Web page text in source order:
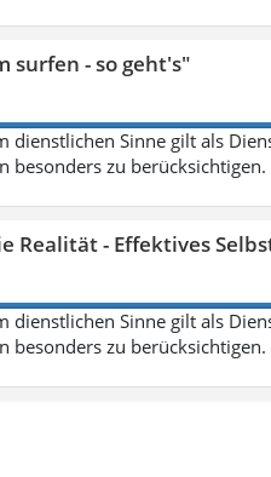
surfen - so geht's"
dienstlichen Sinne gilt als
besonders zu berücksichtigen.
Realität - Effektives
dienstlichen Sinne gilt als
besonders zu berücksichtigen.